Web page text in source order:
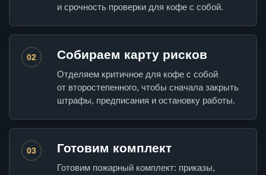
и срочность проверки для кофе с собой.
02 Собираем карту рисков
Отделяем критичное для кофе с собой
от второстепенного, чтобы сначала закрыть
штрафы, предписания и остановку работы.
03 Готовим комплект
Готовим пожарный комплект: приказы,